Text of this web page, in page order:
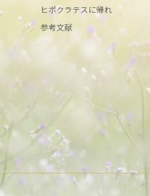
ヒポクラテスに帰れ
参考文献